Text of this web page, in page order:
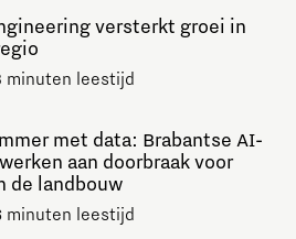
versterkt groei in
minuten leestijd
met data: Brabantse AI-
aan doorbraak voor
de landbouw
minuten leestijd